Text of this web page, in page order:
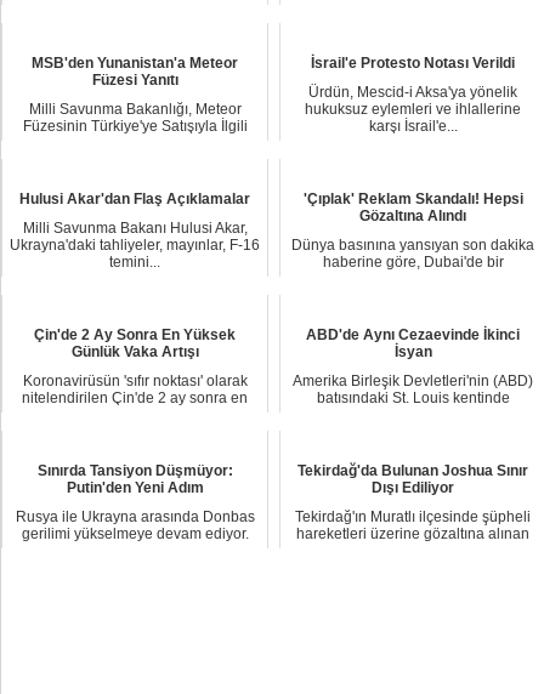
MSB'den Yunanistan'a Meteor
Füzesi Yanıtı
Milli Savunma Bakanlığı, Meteor
Füzesinin Türkiye'ye Satışıyla İlgili
İsrail'e Protesto Notası Verildi
Ürdün, Mescid-i Aksa'ya yönelik
hukuksuz eylemleri ve ihlallerine
karşı İsrail'e...
Hulusi Akar'dan Flaş Açıklamalar
Milli Savunma Bakanı Hulusi Akar,
Ukrayna'daki tahliyeler, mayınlar, F-16
temini...
'Çıplak' Reklam Skandalı! Hepsi
Gözaltına Alındı
Dünya basınına yansıyan son dakika
haberine göre, Dubai'de bir
Çin'de 2 Ay Sonra En Yüksek
Günlük Vaka Artışı
Koronavirüsün 'sıfır noktası' olarak
nitelendirilen Çin'de 2 ay sonra en
ABD'de Aynı Cezaevinde İkinci
İsyan
Amerika Birleşik Devletleri'nin (ABD)
batısındaki St. Louis kentinde
Sınırda Tansiyon Düşmüyor:
Putin'den Yeni Adım
Rusya ile Ukrayna arasında Donbas
gerilimi yükselmeye devam ediyor.
Tekirdağ'da Bulunan Joshua Sınır
Dışı Ediliyor
Tekirdağ'ın Muratlı ilçesinde şüpheli
hareketleri üzerine gözaltına alınan